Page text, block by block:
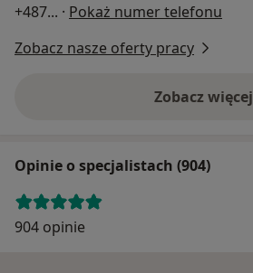
+487... · Pokaż numer telefonu
Zobacz nasze oferty pracy
Zobacz więcej
Opinie o specjalistach (904)
904 opinie